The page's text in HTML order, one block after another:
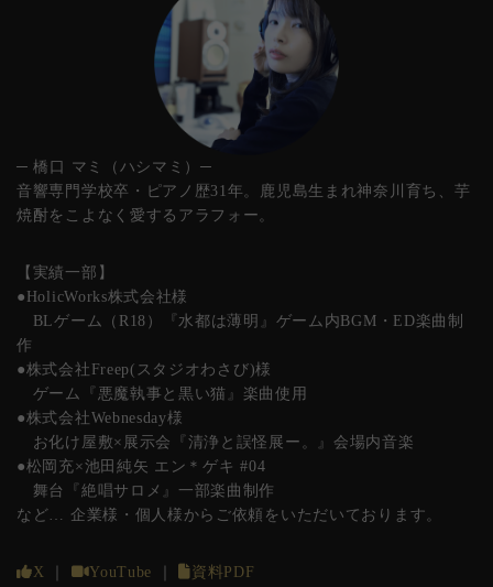
─ 橋口 マミ（ハシマミ）─
音響専門学校卒・ピアノ歴31年。鹿児島生まれ神奈川育ち、芋
焼酎をこよなく愛するアラフォー。
【実績一部】
●HolicWorks株式会社様
BLゲーム（R18）『水都は薄明』ゲーム内BGM・ED楽曲制
作
●株式会社Freep(スタジオわさび)様
ゲーム『悪魔執事と黒い猫』楽曲使用
●株式会社Webnesday様
お化け屋敷×展示会『清浄と誤怪展ー。』会場内音楽
●松岡充×池田純矢 エン＊ゲキ #04
舞台『絶唱サロメ』一部楽曲制作
など… 企業様・個人様からご依頼をいただいております。
X YouTube 資料PDF